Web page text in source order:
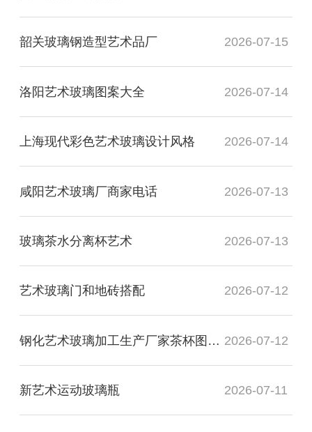
韶关玻璃钢造型艺术品厂 2026-07-15
洛阳艺术玻璃图案大全 2026-07-14
上海现代彩色艺术玻璃设计风格 2026-07-14
咸阳艺术玻璃厂商家电话 2026-07-13
玻璃茶水分离杯艺术 2026-07-13
艺术玻璃门和地砖搭配 2026-07-12
钢化艺术玻璃加工生产厂家茶杯图片高清 2026-07-12
新艺术运动玻璃瓶 2026-07-11